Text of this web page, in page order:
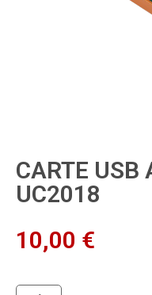
CARTE USB
UC2018
10,00 €